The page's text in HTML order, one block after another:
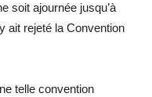
soit ajournée jusqu’à
ait rejeté la Convention
telle convention